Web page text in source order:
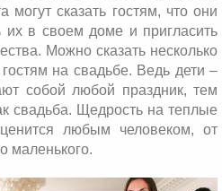
могут сказать гостям, что они
их в своем доме и пригласить
Можно сказать несколько
на свадьбе. Ведь дети –
собой любой праздник, тем
свадьба. Щедрость на теплые
любым человеком, от
маленького.